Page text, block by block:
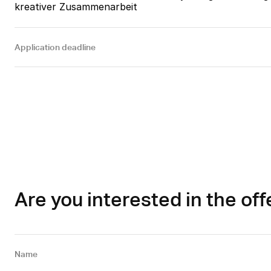
kreativer Zusammenarbeit
Application deadline
Are you interested in the
Name